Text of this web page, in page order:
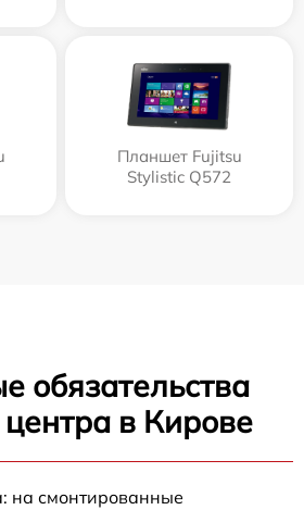
Планшет Fujitsu
Stylistic Q572
обязательства
в Кирове
на смонтированные